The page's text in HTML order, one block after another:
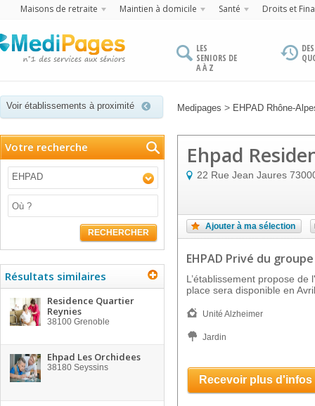
Maisons de retraite Maintien à domicile Santé Droits et
LES
SENIORS DE
A À Z
Voir établissements à proximité Medipages > EHPAD Rhône-
Votre recherche
EHPAD
RECHERCHER
Résultats similaires
Residence Quartier
Reynies
38100 Grenoble
Ehpad Les Orchidees
38180 Seyssins
Ehpad
22 Rue Jean Jaures
Ajouter à ma sélection
EHPAD Privé du groupe
L’établissement propose
place sera disponible en
Unité Alzheimer
Jardin
Recevoir plus d'infos